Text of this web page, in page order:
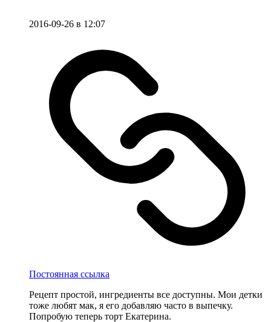
2016-09-26 в 12:07
Постоянная ссылка
Рецепт простой, ингредиенты все доступны. Мои детки
тоже любят мак, я его добавляю часто в выпечку.
Попробую теперь торт Екатерина.